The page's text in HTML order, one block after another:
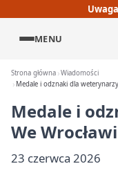
MENU
Strona główna Wiadomości
Medale i odznaki dla
Medale i
We
23 czerwca 2026